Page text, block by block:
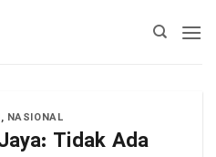
, NASIONAL
Tidak Ada